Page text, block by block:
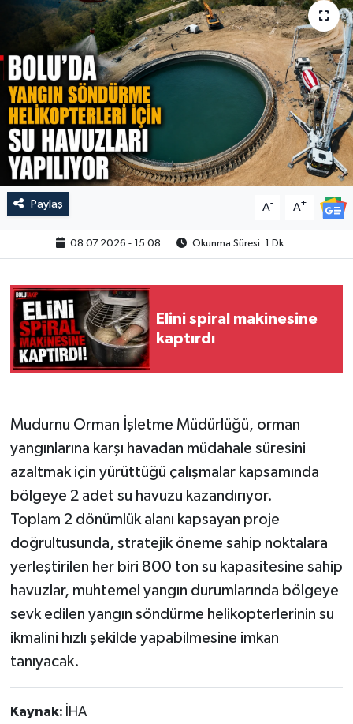
Paylaş A- A+
08.07.2026 - 15:08 Okunma Süresi: 1 Dk
Elini spiral makinesine
kaptırdı
Mudurnu Orman İşletme Müdürlüğü, orman
yangınlarına karşı havadan müdahale süresini
azaltmak için yürüttüğü çalışmalar kapsamında
bölgeye 2 adet su havuzu kazandırıyor.
Toplam 2 dönümlük alanı kapsayan proje
doğrultusunda, stratejik öneme sahip noktalara
yerleştirilen her biri 800 ton su kapasitesine sahip
havuzlar, muhtemel yangın durumlarında bölgeye
sevk edilen yangın söndürme helikopterlerinin su
ikmalini hızlı şekilde yapabilmesine imkan
tanıyacak.
Kaynak: İHA